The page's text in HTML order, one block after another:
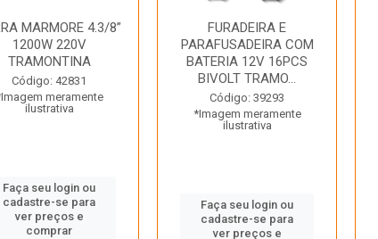
MARMORE 4.3/8”
1200W 220V
TRAMONTINA
Código: 42831
meramente
ilustrativa
Faça seu login ou
cadastre-se para
ver preços e
comprar
FURADEIRA E
PARAFUSADEIRA COM
BATERIA 12V 16PCS
BIVOLT TRAMO...
Código: 39293
*Imagem meramente
ilustrativa
Faça seu login ou
cadastre-se para
ver preços e